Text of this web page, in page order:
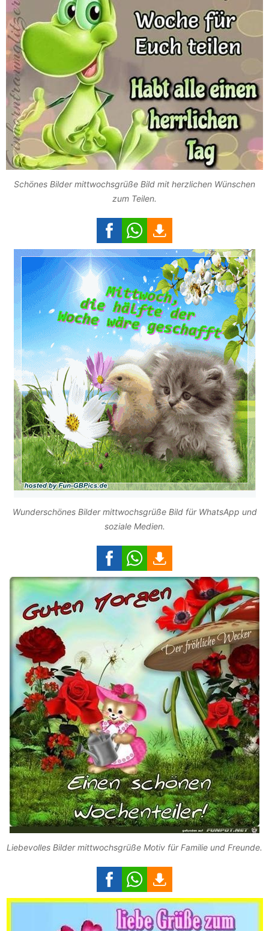
Schönes Bilder mittwochsgrüße Bild mit herzlichen Wünschen
zum Teilen.
Wunderschönes Bilder mittwochsgrüße Bild für WhatsApp und
soziale Medien.
Liebevolles Bilder mittwochsgrüße Motiv für Familie und Freunde.